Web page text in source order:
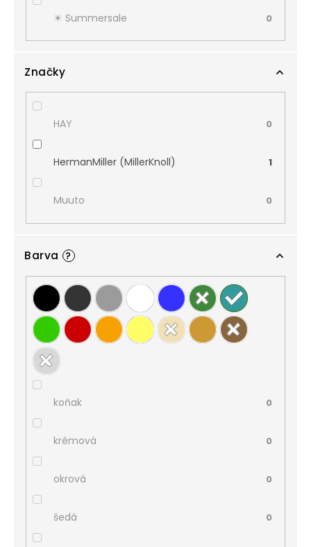
☀︎ Summersale 0
Značky
HAY 0
HermanMiller (MillerKnoll) 1
Muuto 0
Barva ?
koňak 0
krémová 0
okrová 0
šedá 0